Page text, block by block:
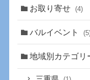
お取り寄せ (4)
バルイベント
地域別カテゴリ